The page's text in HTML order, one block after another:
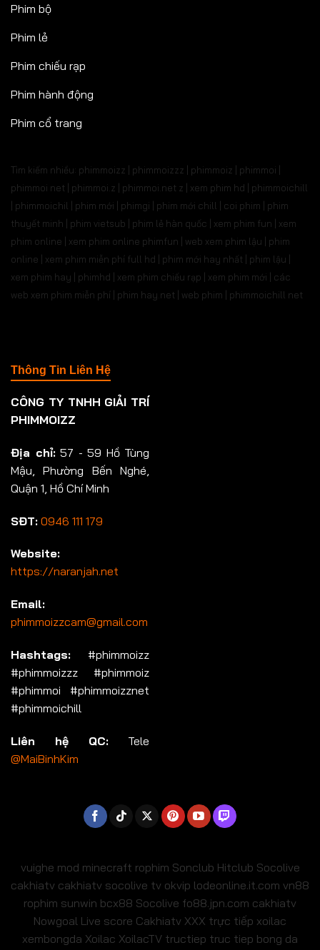
Phim bộ
Phim lẻ
Phim chiếu rạp
Phim hành động
Phim cổ trang
Tìm kiếm nhiều: phimmoizz | phimmoizzz | phimmoiz | phimmoi |
phimmoi net | phimmoi.z | phimmoi.net z | xem phim hd | phimmoichill
| phimmoichil | phim mới | phimgi | phim mới chill | coi phim | phim
thuyết minh | phim vietsub | phim lẻ hàn quốc | xem phim fun | xem
phim online | xem phim online phimfun | web xem phim lậu | phim
online | xem phim miễn phí full hd | phim mới hay nhất | phim lậu |
xem phim hay | phimhd | xem phim chiếu rạp | xem phim mới | các
web xem phim miễn phí | phim hay.net | web phim | phimmoichill net
Thông Tin Liên Hệ
CÔNG TY TNHH GIẢI TRÍ
PHIMMOIZZ
Địa chỉ:57 - 59 Hồ Tùng
Mậu, Phường Bến Nghé,
Quận 1, Hồ Chí Minh
SĐT: 0946 111 179
Website:
https://naranjah.net
Email:
phimmoizzcam@gmail.com
Hashtags: #phimmoizz
#phimmoizzz #phimmoiz
#phimmoi #phimmoizznet
#phimmoichill
Liên hệ QC: Tele
@MaiBinhKim
vuighe mod minecraft rophim Sonclub Hitclub Socolive
cakhiatv cakhiatv socolive tv okvip lodeonline.it.com vn88
rophim sunwin bcx88 Socolive fo88.jpn.com cakhiatv
Nowgoal Live score Cakhiatv XXX trực tiếp xoilac
xembongda Xoilac XoilacTV tructiep truc tiep bong da